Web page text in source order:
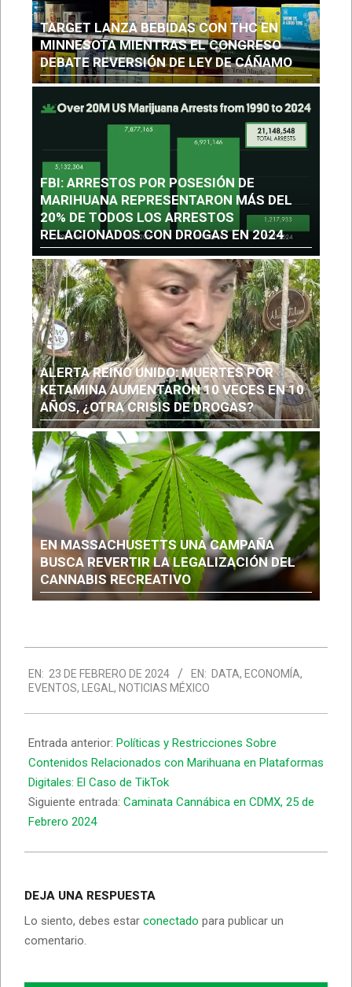
TARGET LANZA BEBIDAS CON THC EN
MINNESOTA MIENTRAS EL CONGRESO
DEBATE REVERSIÓN DE LEY DE CÁÑAMO
FBI: ARRESTOS POR POSESIÓN DE
MARIHUANA REPRESENTARON MÁS DEL
20% DE TODOS LOS ARRESTOS
RELACIONADOS CON DROGAS EN 2024
ALERTA REINO UNIDO: MUERTES POR
KETAMINA AUMENTARON 10 VECES EN 10
AÑOS, ¿OTRA CRISIS DE DROGAS?
EN MASSACHUSETTS UNA CAMPAÑA
BUSCA REVERTIR LA LEGALIZACIÓN DEL
CANNABIS RECREATIVO
EN: 23 DE FEBRERO DE 2024 EN: DATA, ECONOMÍA,
EVENTOS, LEGAL , NOTICIAS MÉXICO
Entrada anterior: Políticas y Restricciones Sobre
Contenidos Relacionados con Marihuana en Plataformas
Digitales: El Caso de TikTok
Siguiente entrada: Caminata Cannábica en CDMX, 25 de
Febrero 2024
DEJA UNA RESPUESTA
Lo siento, debes estar conectado para publicar un
comentario.